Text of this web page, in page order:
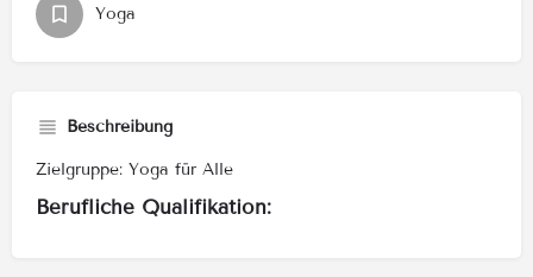
Yoga
Beschreibung
Zielgruppe: Yoga für Alle
Berufliche Qualifikation: